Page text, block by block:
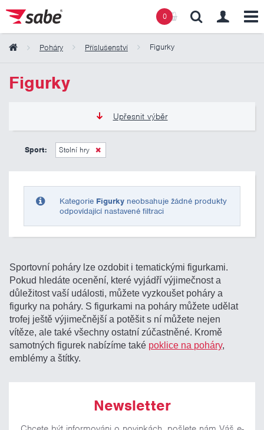
0
Poháry Příslušenství Figurky
Figurky
Upřesnit výběr
0 Kč
Sport: Stolní hry
Kategorie Figurky neobsahuje žádné produkty
odpovídající nastavené filtraci
Sportovní poháry lze ozdobit i tematickými figurkami.
Pokud hledáte ocenění, které vyjádří výjimečnost a
důležitost vaší události, můžete vyzkoušet poháry a
figurky na poháry. S figurkami na poháry můžete udělat
trofej ještě výjimečnější a potěšit s ní můžete nejen
vítěze, ale také všechny ostatní zúčastněné. Kromě
samotných figurek nabízíme také poklice na poháry,
emblémy a štítky.
Newsletter
Obsah košíku